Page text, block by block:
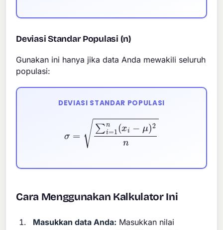
Deviasi Standar Populasi (n)
Gunakan ini hanya jika data Anda mewakili seluruh
populasi:
DEVIASI STANDAR POPULASI
i=1n(xi−μ)2n
Cara Menggunakan Kalkulator Ini
Masukkan data Anda: Masukkan nilai